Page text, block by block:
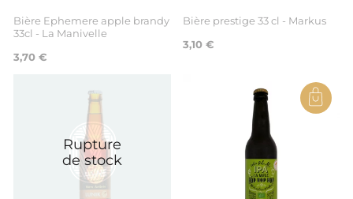
Bière Ephemere apple brandy
33cl - La Manivelle
3,70 €
Bière prestige 33 cl - Markus
3,10 €
Rupture
de stock